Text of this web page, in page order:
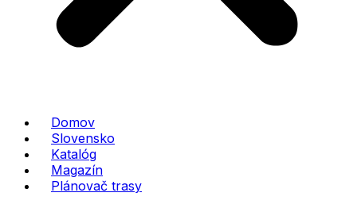
Domov
Slovensko
Katalóg
Magazín
Plánovač trasy